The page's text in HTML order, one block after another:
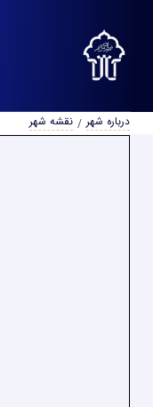
درباره شهر نقشه شهر